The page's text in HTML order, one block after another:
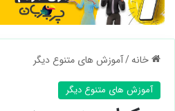
خانه/آموزش های متنوع دیگر
آموزش های متنوع دیگر